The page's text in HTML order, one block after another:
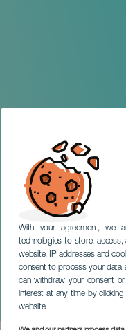
With your agreement, we
technologies to store,
website, IP addresses and
consent to process your data
can withdraw your consent
interest at any time by
website.sammelt
GRAN CANARIA